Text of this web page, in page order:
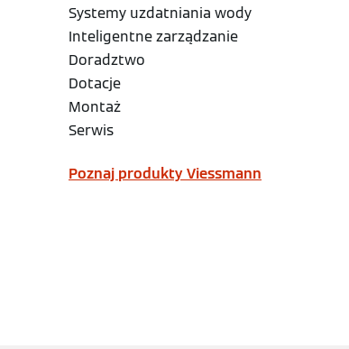
Systemy uzdatniania wody
Inteligentne zarządzanie
Doradztwo
Dotacje
Montaż
Serwis
Poznaj produkty Viessmann